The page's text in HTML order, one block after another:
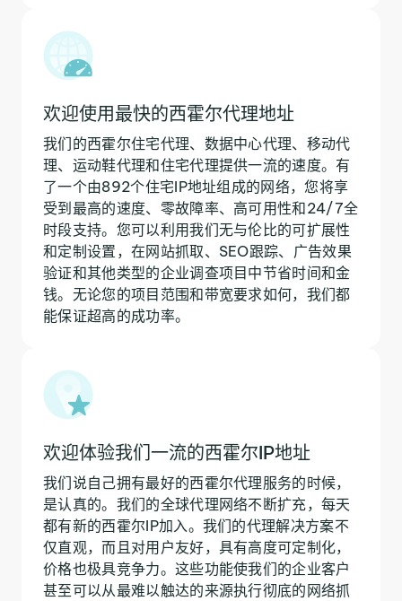
欢迎使用最快的西霍尔代理地址
我们的西霍尔住宅代理、数据中心代理、移动代
理、运动鞋代理和住宅代理提供一流的速度。有
了一个由892个住宅IP地址组成的网络，您将享
受到最高的速度、零故障率、高可用性和24/7全
时段支持。您可以利用我们无与伦比的可扩展性
和定制设置，在网站抓取、SEO跟踪、广告效果
验证和其他类型的企业调查项目中节省时间和金
钱。无论您的项目范围和带宽要求如何，我们都
能保证超高的成功率。
欢迎体验我们一流的西霍尔IP地址
我们说自己拥有最好的西霍尔代理服务的时候，
是认真的。我们的全球代理网络不断扩充，每天
都有新的西霍尔IP加入。我们的代理解决方案不
仅直观，而且对用户友好，具有高度可定制化，
价格也极具竞争力。这些功能使我们的企业客户
甚至可以从最难以触达的来源执行彻底的网络抓